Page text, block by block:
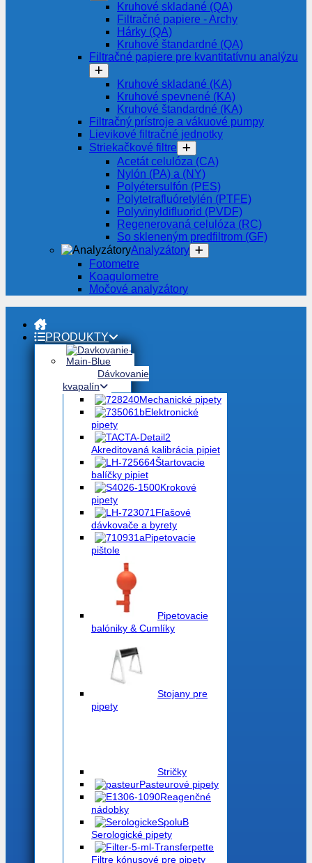
Kruhové skladané (QA)
Filtračné papiere - Archy
Hárky (QA)
Kruhové štandardné (QA)
Filtračné papiere pre kvantitatívnu analýzu
Kruhové skladané (KA)
Kruhové spevnené (KA)
Kruhové štandardné (KA)
Filtračný prístroje a vákuové pumpy
Lievikové filtračné jednotky
Striekačkové filtre
Acetát celulóza (CA)
Nylón (PA) a (NY)
Polyétersulfón (PES)
Polytetrafluóretylén (PTFE)
Polyvinyldifluorid (PVDF)
Regenerovaná celulóza (RC)
So skleneným predfiltrom (GF)
Analyzátory
Fotometre
Koagulometre
Močové analyzátory
PRODUKTY
Dávkovanie
kvapalín
Mechanické pipety
Elektronické
pipety
Akreditovaná kalibrácia pipiet
Štartovacie
balíčky pipiet
Krokové
pipety
Fľašové
dávkovače a byrety
Pipetovacie
pištole
Pipetovacie
balóniky & Cumlíky
Stojany pre
pipety
Stričky
Pasteurové pipety
Reagenčné
nádobky
Serologické pipety
Filtre kónusové pre pipety